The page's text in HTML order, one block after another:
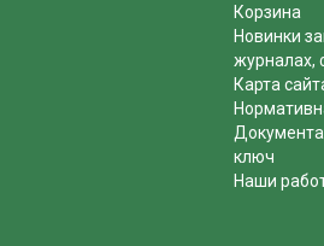
Корзина
Новинки
журналах,
Карта
ключ
Наши